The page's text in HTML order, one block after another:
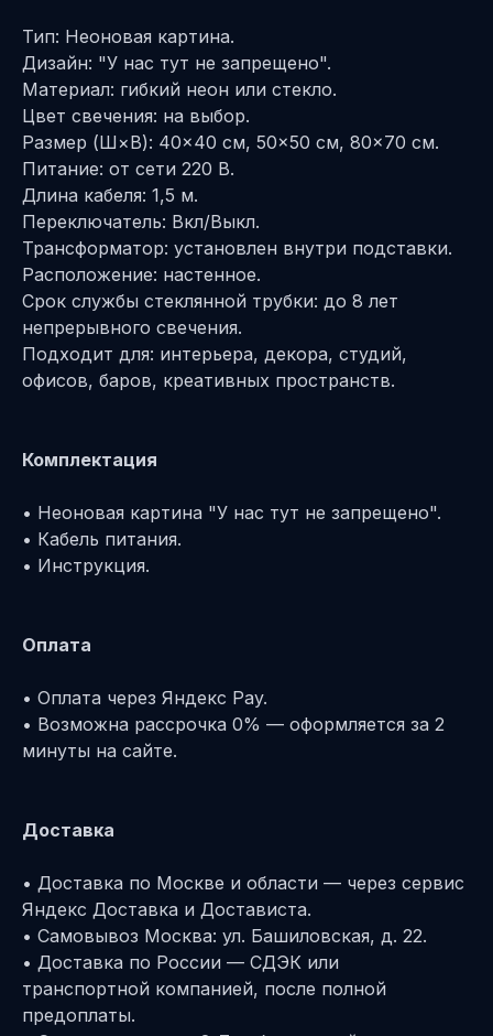
Тип: Неоновая картина.
Дизайн: "У нас тут не запрещено".
Материал: гибкий неон или стекло.
Цвет свечения: на выбор.
Размер (Ш×В): 40×40 см, 50×50 см, 80×70 см.
Питание: от сети 220 В.
Длина кабеля: 1,5 м.
Переключатель: Вкл/Выкл.
Трансформатор: установлен внутри подставки.
Расположение: настенное.
Срок службы стеклянной трубки: до 8 лет
непрерывного свечения.
Подходит для: интерьера, декора, студий,
офисов, баров, креативных пространств.
Комплектация
• Неоновая картина "У нас тут не запрещено".
• Кабель питания.
• Инструкция.
Оплата
• Оплата через Яндекс Pay.
• Возможна рассрочка 0% — оформляется за 2
минуты на сайте.
Доставка
• Доставка по Москве и области — через сервис
Яндекс Доставка и Достависта.
• Самовывоз Москва: ул. Башиловская, д. 22.
• Доставка по России — СДЭК или
транспортной компанией, после полной
предоплаты.